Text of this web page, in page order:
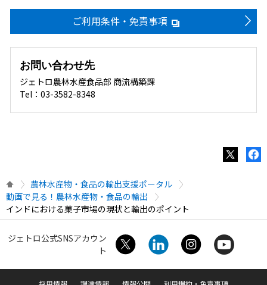
ご利用条件・免責事項
お問い合わせ先
ジェトロ農林水産食品部 商流構築課
Tel：03-3582-8348
農林水産物・食品の輸出支援ポータル
動画で見る！農林水産物・食品の輸出
インドにおける菓子市場の現状と輸出のポイント
ジェトロ公式SNSアカウン
ト